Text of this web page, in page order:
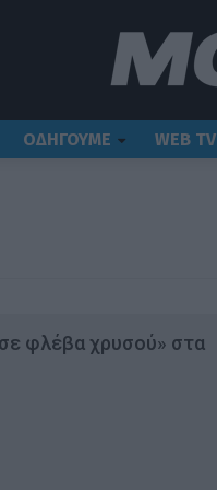
ΟΔΗΓΟΥΜΕ WEB TV
φλέβα χρυσού» στα